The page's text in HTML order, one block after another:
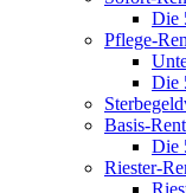
Die
Pflege-
Die
Basis-
Die
Riester-